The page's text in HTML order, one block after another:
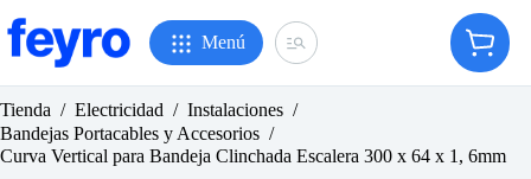
al
contenido
Menú
Carro
de
Tienda / Electricidad / Instalaciones /
Bandejas Portacables y Accesorios /
Curva Vertical para Bandeja Clinchada Escalera 300 x 64 x 1, 6mm